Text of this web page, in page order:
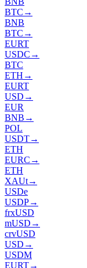
BTC →
BNB
BTC →
EURT
USDC →
BTC
ETH →
EURT
USD →
EUR
BNB →
POL
USDT→
ETH
EURC →
ETH
XAUt→
USDe
USDP→
frxUSD
mUSD →
crvUSD
USD →
USDM
EURT→